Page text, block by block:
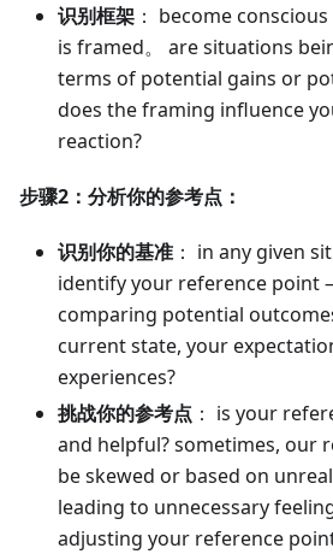
识别框架 ： become
is framed。 are situations
terms of potential gains or
does the framing influence
reaction?
步骤2：分析你的参考点：
识别你的基准 ： in any given
identify your reference point
comparing potential
current state, your
experiences?
挑战你的参考点 ： is your
and helpful? sometimes, our
be skewed or based on
leading to unnecessary
adjusting your reference